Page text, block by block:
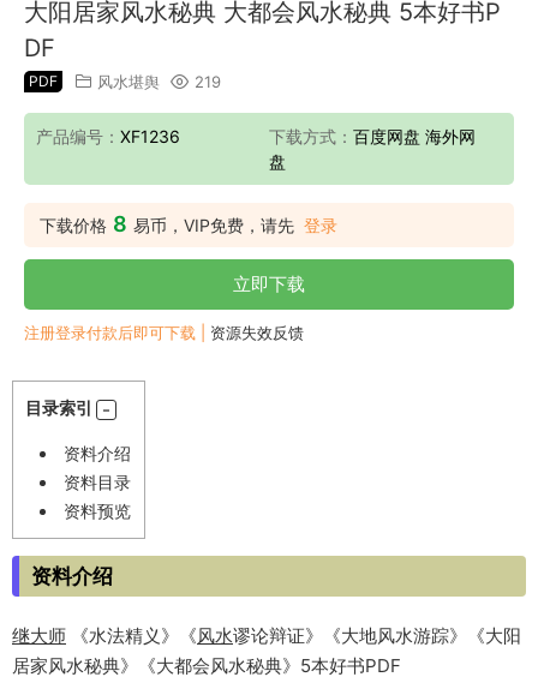
大阳居家风水秘典 大都会风水秘典 5本好书P
DF
PDF 风水堪舆 219
产品编号： XF1236 下载方式： 百度网盘 海外网
盘
下载价格 8 易币，VIP免费，请先 登录
立即下载
注册登录付款后即可下载 | 资源失效反馈
目录索引
资料介绍
资料目录
资料预览
资料介绍
继大师 《水法精义》《风水谬论辩证》《大地风水游踪》《大阳
居家风水秘典》《大都会风水秘典》5本好书PDF